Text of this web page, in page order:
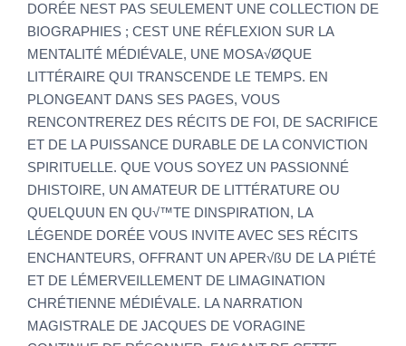
DORÉE NEST PAS SEULEMENT UNE COLLECTION DE
BIOGRAPHIES ; CEST UNE RÉFLEXION SUR LA
MENTALITÉ MÉDIÉVALE, UNE MOSA√ØQUE
LITTÉRAIRE QUI TRANSCENDE LE TEMPS. EN
PLONGEANT DANS SES PAGES, VOUS
RENCONTREREZ DES RÉCITS DE FOI, DE SACRIFICE
ET DE LA PUISSANCE DURABLE DE LA CONVICTION
SPIRITUELLE. QUE VOUS SOYEZ UN PASSIONNÉ
DHISTOIRE, UN AMATEUR DE LITTÉRATURE OU
QUELQUUN EN QU√™TE DINSPIRATION, LA
LÉGENDE DORÉE VOUS INVITE AVEC SES RÉCITS
ENCHANTEURS, OFFRANT UN APER√ßU DE LA PIÉTÉ
ET DE LÉMERVEILLEMENT DE LIMAGINATION
CHRÉTIENNE MÉDIÉVALE. LA NARRATION
MAGISTRALE DE JACQUES DE VORAGINE